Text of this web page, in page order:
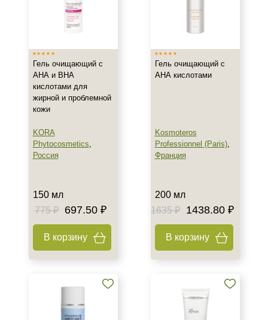
Любой возраст
Любой возраст (от 18 лет)
Восстановление
Матирование
Показать еще
Назначение против
Гель очищающий с
АНА и ВНА
кислотами для
жирной и проблемной
кожи
KORA
Phytocosmetics,
Россия
150 мл
775 ₽
697.50 ₽
В корзину
Гель очищающий с
АНА кислотами
Kosmoteros
Professionnel (Paris),
Франция
200 мл
1635 ₽
1438.80 ₽
В корзину